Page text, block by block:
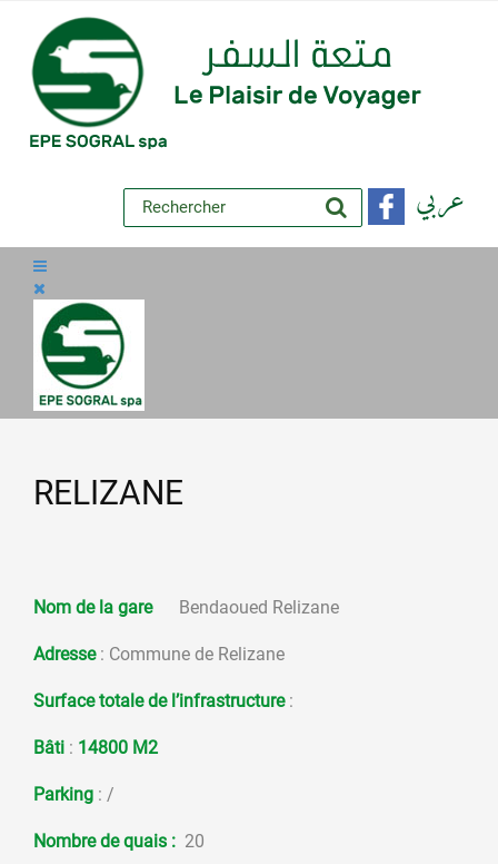
عربي
RELIZANE
Nom de la gare Bendaoued Relizane
Adresse : Commune de Relizane
Surface totale de l’infrastructure:
Bâti : 14800 M2
Parking : /
Nombre de quais : 20